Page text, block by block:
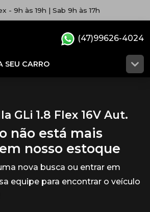
- 9h às 19h | Sab 9h às 17h
SEU CARRO
(47)99626-4024
GLi 1.8 Flex 16V Aut.
não está mais
nosso estoque
nova busca ou entrar em
equipe para encontrar o veículo